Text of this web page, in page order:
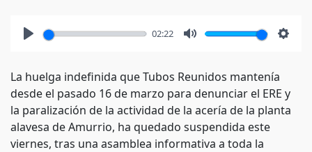
02:22
La huelga indefinida que Tubos Reunidos mantenía
desde el pasado 16 de marzo para denunciar el ERE y
la paralización de la actividad de la acería de la planta
alavesa de Amurrio, ha quedado suspendida este
viernes, tras una asamblea informativa a toda la